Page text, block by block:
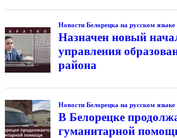
Новости Белорецка на русском языке
Назначен новый
управления
района
Новости Белорецка на русском языке
В Белорецке
гуманитарной